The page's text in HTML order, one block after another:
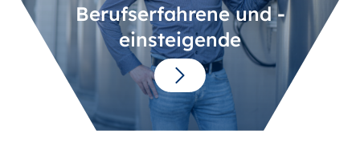
Berufserfahrene und -
einsteigende